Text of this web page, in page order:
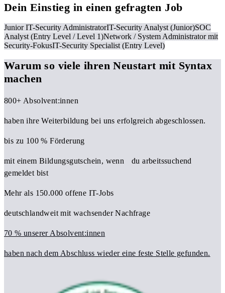
Dein Einstieg in einen gefragten Job
Junior IT-Security AdministratorIT-Security Analyst (Junior)SOC
Analyst (Entry Level / Level 1)Network / System Administrator mit
Security-FokusIT-Security Specialist (Entry Level)
Warum so viele ihren Neustart mit Syntax
machen
800+ Absolvent:innen
haben ihre Weiterbildung bei uns erfolgreich abgeschlossen.
bis zu 100 % Förderung
mit einem Bildungsgutschein, wenn du arbeitssuchend
gemeldet bist
Mehr als 150.000 offene IT-Jobs
deutschlandweit mit wachsender Nachfrage
70 % unserer Absolvent:innen
haben nach dem Abschluss wieder eine feste Stelle gefunden.